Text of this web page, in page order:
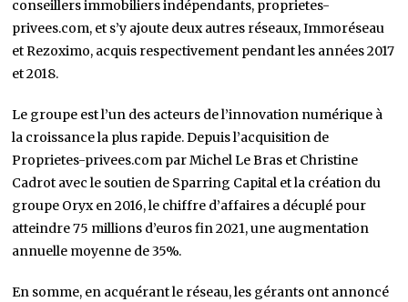
conseillers immobiliers indépendants, proprietes-
privees.com, et s’y ajoute deux autres réseaux, Immoréseau
et Rezoximo, acquis respectivement pendant les années 2017
et 2018.
Le groupe est l’un des acteurs de l’innovation numérique à
la croissance la plus rapide. Depuis l’acquisition de
Proprietes-privees.com par Michel Le Bras et Christine
Cadrot avec le soutien de Sparring Capital et la création du
groupe Oryx en 2016, le chiffre d’affaires a décuplé pour
atteindre 75 millions d’euros fin 2021, une augmentation
annuelle moyenne de 35%.
En somme, en acquérant le réseau, les gérants ont annoncé